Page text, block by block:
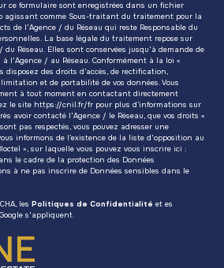
ce formulaire sont enregistrées dans un fichier
agissant comme Sous-traitant du traitement pour la
de l'Agence / du Réseau qui reste Responsable du
La base légale du traitement repose sur
Réseau. Elles sont conservées jusqu'à demande de
l'Agence / au Réseau. Conformément à la loi «
disposez des droits d’accès, de rectification,
limitation et de portabilité de vos données. Vous
à tout moment en contactant directement
le site https://cnil.fr/fr pour plus d’informations sur
avoir contacté l'Agence / le Réseau, que vos droits «
pas respectés, vous pouvez adresser une
informons de l’existence de la liste d'opposition au
», sur laquelle vous pouvez vous inscrire ici :
le cadre de la protection des Données
à ne pas inscrire de Données sensibles dans le
les Politiques de Confidentialité et es
s'appliquent.